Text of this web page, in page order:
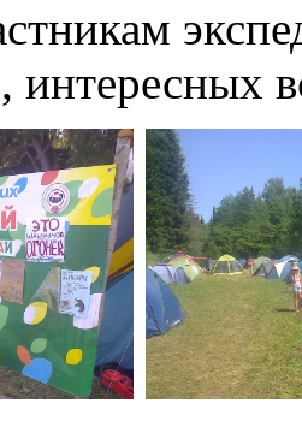
интересных